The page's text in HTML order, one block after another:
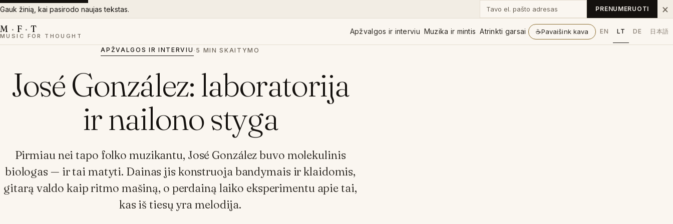
Gauk žinią, kai pasirodo naujas tekstas. Tavo el. pašto adresas PRENUMERUOTI ×
M · F · T
MUSIC FOR THOUGHT
Apžvalgos ir interviu Muzika ir mintis Atrinkti garsai ☕Pavaišink kava EN LT DE 日本語
APŽVALGOS IR INTERVIU · 5 MIN SKAITYMO
José González: laboratorija
ir nailono styga
Pirmiau nei tapo folko muzikantu, José González buvo molekulinis
biologas — ir tai matyti. Dainas jis konstruoja bandymais ir klaidomis,
gitarą valdo kaip ritmo mašiną, o perdainą laiko eksperimentu apie tai,
kas iš tiesų yra melodija.